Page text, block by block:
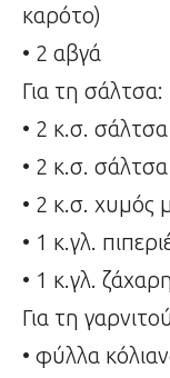
καρότο)
• 2 αβγά
Για τη σάλτσα:
• 2 κ.σ.
• 2 κ.σ.
• 2 κ.σ. χυμός
• 1 κ.γλ.
• 1 κ.γλ. ζάχαρη
Για τη
• φύλλα